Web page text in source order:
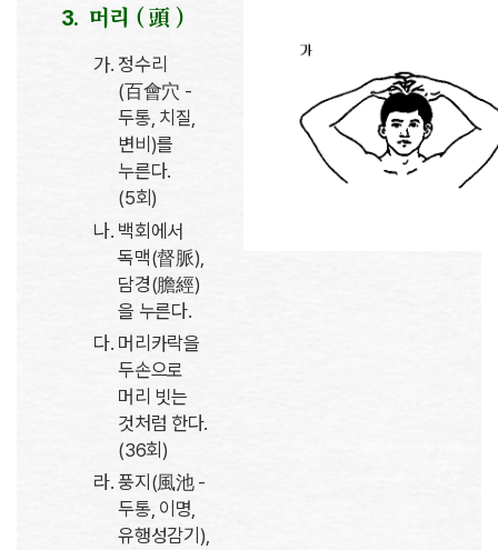
머리 ( 頭 )
정수리
(百會穴 -
두통, 치질,
변비)를
누른다.
(5회)
백회에서
독맥(督脈),
담경(膽經)
을 누른다.
머리카락을
두손으로
머리 빗는
것처럼 한다.
(36회)
풍지(風池 -
두통, 이명,
유행성감기),